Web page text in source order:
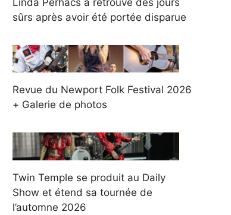
sûrs après avoir été portée disparue
Revue du Newport Folk Festival 2026
+ Galerie de photos
Twin Temple se produit au Daily
Show et étend sa tournée de
l’automne 2026